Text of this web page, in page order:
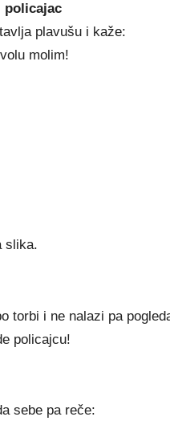
policajac
plavušu i kaže:
molim!
slika.
torbi i ne nalazi pa
policajcu!
sebe pa reče: